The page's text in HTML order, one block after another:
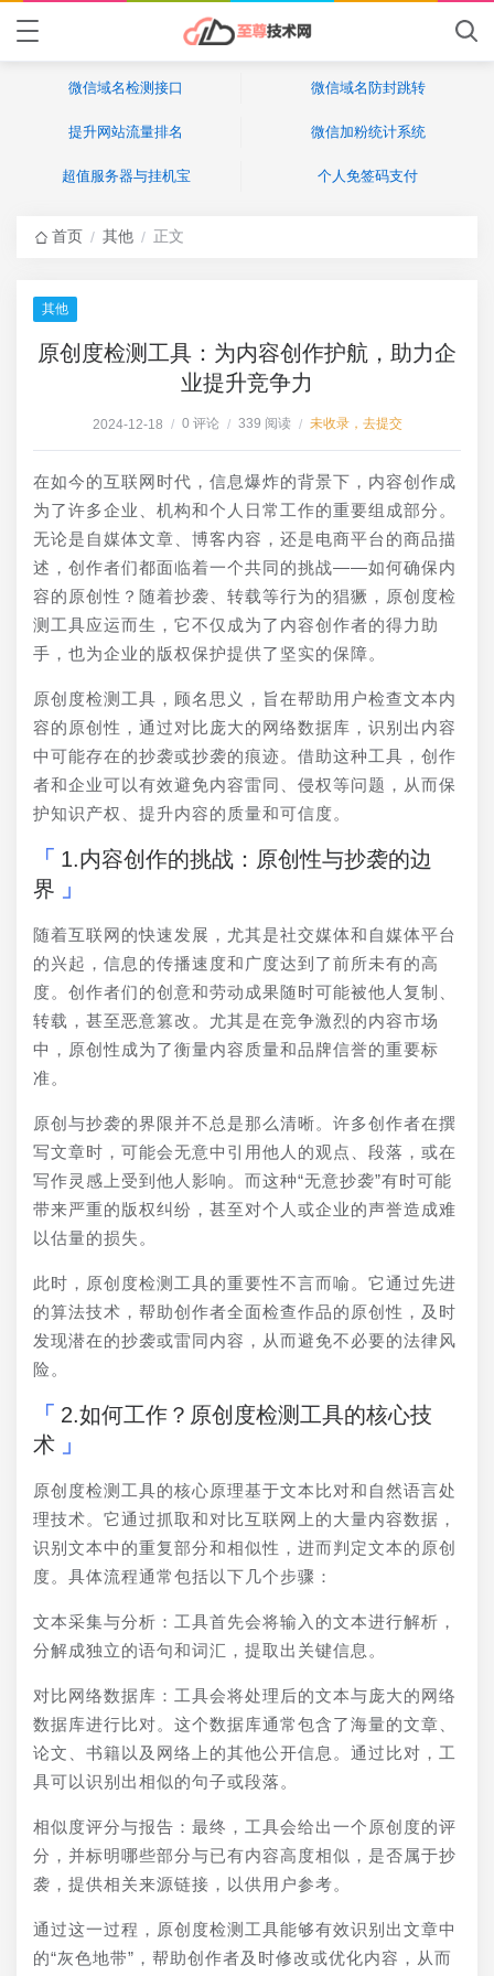
微信域名检测接口 微信域名防封跳转
提升网站流量排名 微信加粉统计系统
超值服务器与挂机宝 个人免签码支付
首页 / 其他 / 正文
其他
原创度检测工具：为内容创作护航，助力企
业提升竞争力
2024-12-18 / 0 评论 / 339 阅读 / 未收录，去提交
在如今的互联网时代，信息爆炸的背景下，内容创作成
为了许多企业、机构和个人日常工作的重要组成部分。
无论是自媒体文章、博客内容，还是电商平台的商品描
述，创作者们都面临着一个共同的挑战——如何确保内
容的原创性？随着抄袭、转载等行为的猖獗，原创度检
测工具应运而生，它不仅成为了内容创作者的得力助
手，也为企业的版权保护提供了坚实的保障。
原创度检测工具，顾名思义，旨在帮助用户检查文本内
容的原创性，通过对比庞大的网络数据库，识别出内容
中可能存在的抄袭或抄袭的痕迹。借助这种工具，创作
者和企业可以有效避免内容雷同、侵权等问题，从而保
护知识产权、提升内容的质量和可信度。
1.内容创作的挑战：原创性与抄袭的边
界
随着互联网的快速发展，尤其是社交媒体和自媒体平台
的兴起，信息的传播速度和广度达到了前所未有的高
度。创作者们的创意和劳动成果随时可能被他人复制、
转载，甚至恶意篡改。尤其是在竞争激烈的内容市场
中，原创性成为了衡量内容质量和品牌信誉的重要标
准。
原创与抄袭的界限并不总是那么清晰。许多创作者在撰
写文章时，可能会无意中引用他人的观点、段落，或在
写作灵感上受到他人影响。而这种“无意抄袭”有时可能
带来严重的版权纠纷，甚至对个人或企业的声誉造成难
以估量的损失。
此时，原创度检测工具的重要性不言而喻。它通过先进
的算法技术，帮助创作者全面检查作品的原创性，及时
发现潜在的抄袭或雷同内容，从而避免不必要的法律风
险。
2.如何工作？原创度检测工具的核心技
术
原创度检测工具的核心原理基于文本比对和自然语言处
理技术。它通过抓取和对比互联网上的大量内容数据，
识别文本中的重复部分和相似性，进而判定文本的原创
度。具体流程通常包括以下几个步骤：
文本采集与分析：工具首先会将输入的文本进行解析，
分解成独立的语句和词汇，提取出关键信息。
对比网络数据库：工具会将处理后的文本与庞大的网络
数据库进行比对。这个数据库通常包含了海量的文章、
论文、书籍以及网络上的其他公开信息。通过比对，工
具可以识别出相似的句子或段落。
相似度评分与报告：最终，工具会给出一个原创度的评
分，并标明哪些部分与已有内容高度相似，是否属于抄
袭，提供相关来源链接，以供用户参考。
通过这一过程，原创度检测工具能够有效识别出文章中
的“灰色地带”，帮助创作者及时修改或优化内容，从而